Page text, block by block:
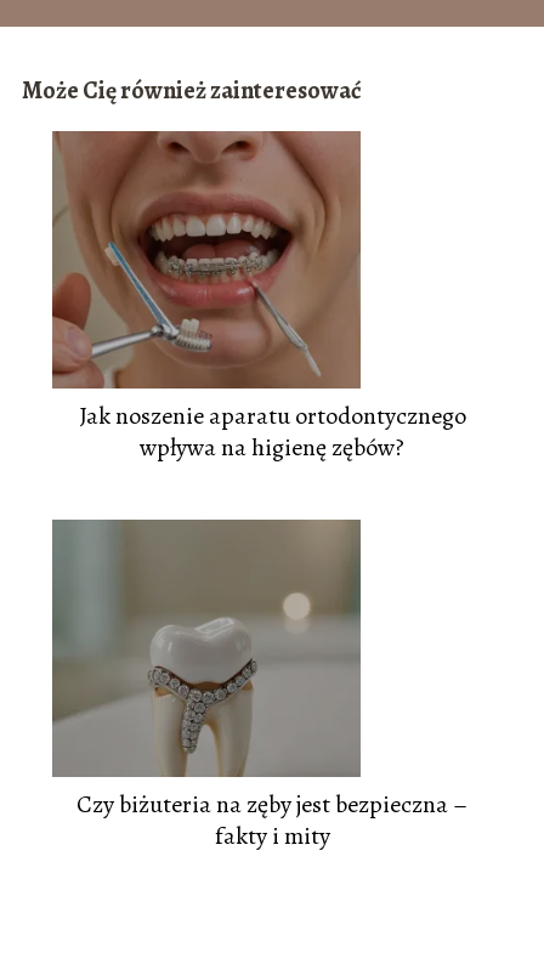
Może Cię również zainteresować
Jak noszenie aparatu ortodontycznego
wpływa na higienę zębów?
Czy biżuteria na zęby jest bezpieczna –
fakty i mity